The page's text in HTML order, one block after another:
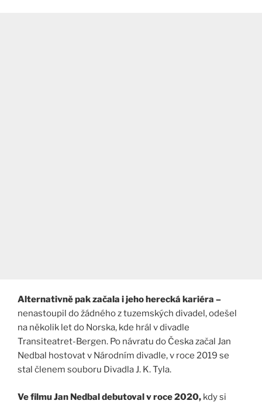
Alternativně pak začala i jeho herecká kariéra –
nenastoupil do žádného z tuzemských divadel, odešel
na několik let do Norska, kde hrál v divadle
Transiteatret-Bergen. Po návratu do Česka začal Jan
Nedbal hostovat v Národním divadle, v roce 2019 se
stal členem souboru Divadla J. K. Tyla.
Ve filmu Jan Nedbal debutoval v roce 2020, kdy si